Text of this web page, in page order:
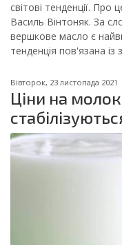
світові тенденції.
Василь Вінтоняк. За
вершкове масло є
тенденція пов'язана
Вівторок, 23 листопада 2021
Ціни на